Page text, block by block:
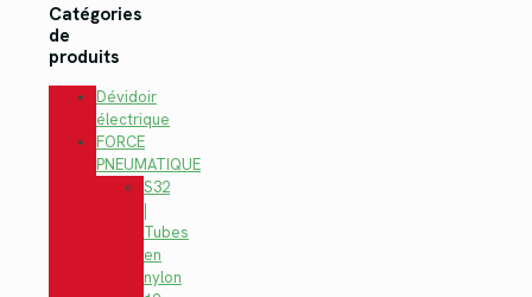
Catégories
de
produits
Dévidoir
électrique
FORCE
PNEUMATIQUE
S32
|
Tubes
en
nylon